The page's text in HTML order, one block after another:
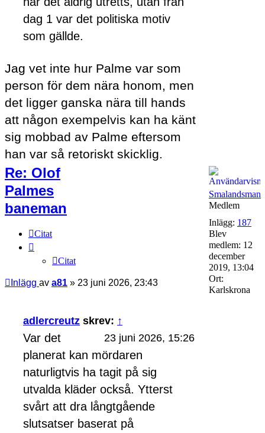
dag 1 var det politiska motiv
som gällde.
Jag vet inte hur Palme var som
person för dem nära honom, men
det ligger ganska nära till hands
att någon exempelvis kan ha känt
sig mobbad av Palme eftersom
han var så retoriskt skicklig.
Re: Olof
Palmes
baneman
Citat
Citat
Inlägg av a81 » 23 juni 2026, 23:43
adlercreutz skrev: ↑
23 juni 2026, 15:26
Var det
planerat kan mördaren
naturligtvis ha tagit på sig
utvalda kläder också. Ytterst
svårt att dra långtgående
slutsatser baserat på
Smalandsman
Medlem
Inlägg: 187
Blev
medlem: 12
december
2019, 13:04
Ort:
Karlskrona